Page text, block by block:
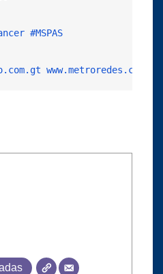
#MSPAS
www.metroredes.com